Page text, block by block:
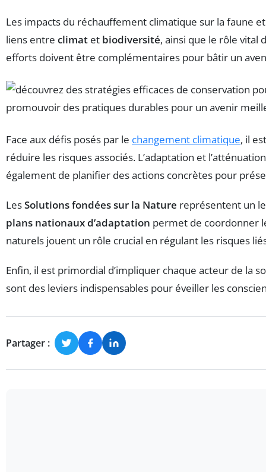
Les impacts du réchauffement climatique sur la faune
liens entre climat et biodiversité, ainsi que le rôle vital
efforts doivent être complémentaires pour bâtir un
Face aux défis posés par le changement climatique, il
réduire les risques associés. L’adaptation et
également de planifier des actions concrètes pour
LesSolutions fondées sur la Nature représentent un
plans nationaux d’adaptation permet de coordonner
naturels jouent un rôle crucial en régulant les risques
Enfin, il est primordial d’impliquer chaque acteur de la
sont des leviers indispensables pour éveiller les
Partager :